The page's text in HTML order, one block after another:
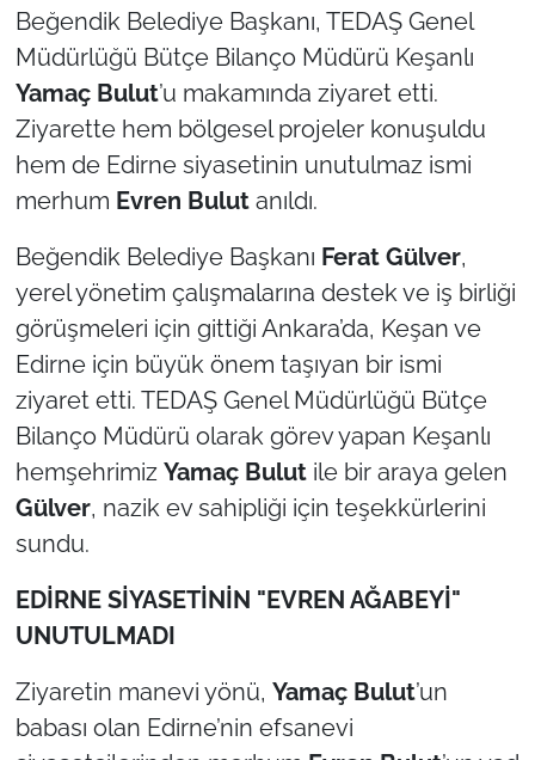
Beğendik Belediye Başkanı, TEDAŞ Genel
Müdürlüğü Bütçe Bilanço Müdürü Keşanlı
Yamaç Bulut’u makamında ziyaret etti.
Ziyarette hem bölgesel projeler konuşuldu
hem de Edirne siyasetinin unutulmaz ismi
merhum Evren Bulutanıldı.
Beğendik Belediye Başkanı Ferat Gülver,
yerel yönetim çalışmalarına destek ve iş birliği
görüşmeleri için gittiği Ankara’da, Keşan ve
Edirne için büyük önem taşıyan bir ismi
ziyaret etti. TEDAŞ Genel Müdürlüğü Bütçe
Bilanço Müdürü olarak görev yapan Keşanlı
hemşehrimiz Yamaç Bulutile bir araya gelen
Gülver, nazik ev sahipliği için teşekkürlerini
sundu.
EDİRNE SİYASETİNİN "EVREN AĞABEYİ"
UNUTULMADI
Ziyaretin manevi yönü, Yamaç Bulut’un
babası olan Edirne’nin efsanevi
KIRKLARELİ
ÇANAKKALE
TÜRKİYE
Bölge
Güvenlik
Genel
Politika
Flaş Haber
Dış Haberler
İş Dünyası
Bilim Teknoloji
English News